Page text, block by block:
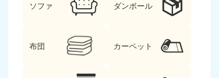
ソファ ダンボール
布団 カーペット